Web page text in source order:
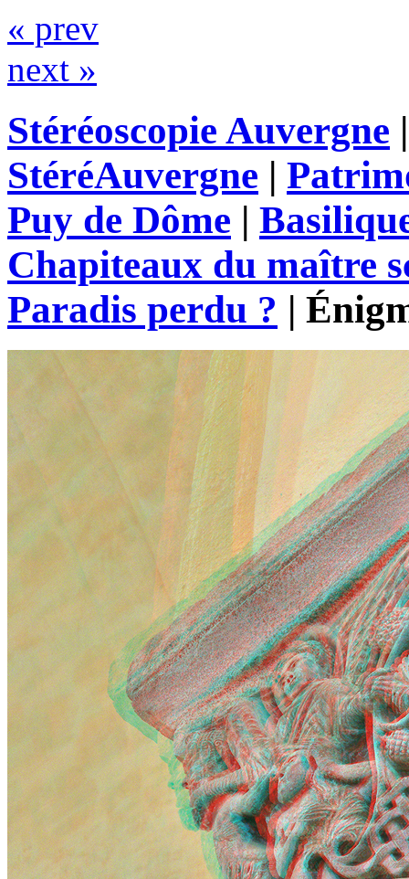
« prev
next »
Stéréoscopie Auvergne
StéréAuvergne |
Puy de Dôme |
Chapiteaux du maître
Paradis perdu ? |